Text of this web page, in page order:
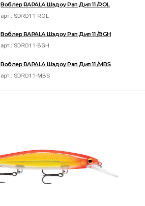
Воблер RAPALA Шэдоу Рап Дип 11 /ROL
арт.: SDRD11-ROL
Воблер RAPALA Шэдоу Рап Дип 11 /BGH
арт.: SDRD11-BGH
Воблер RAPALA Шэдоу Рап Дип 11 /MBS
арт.: SDRD11-MBS